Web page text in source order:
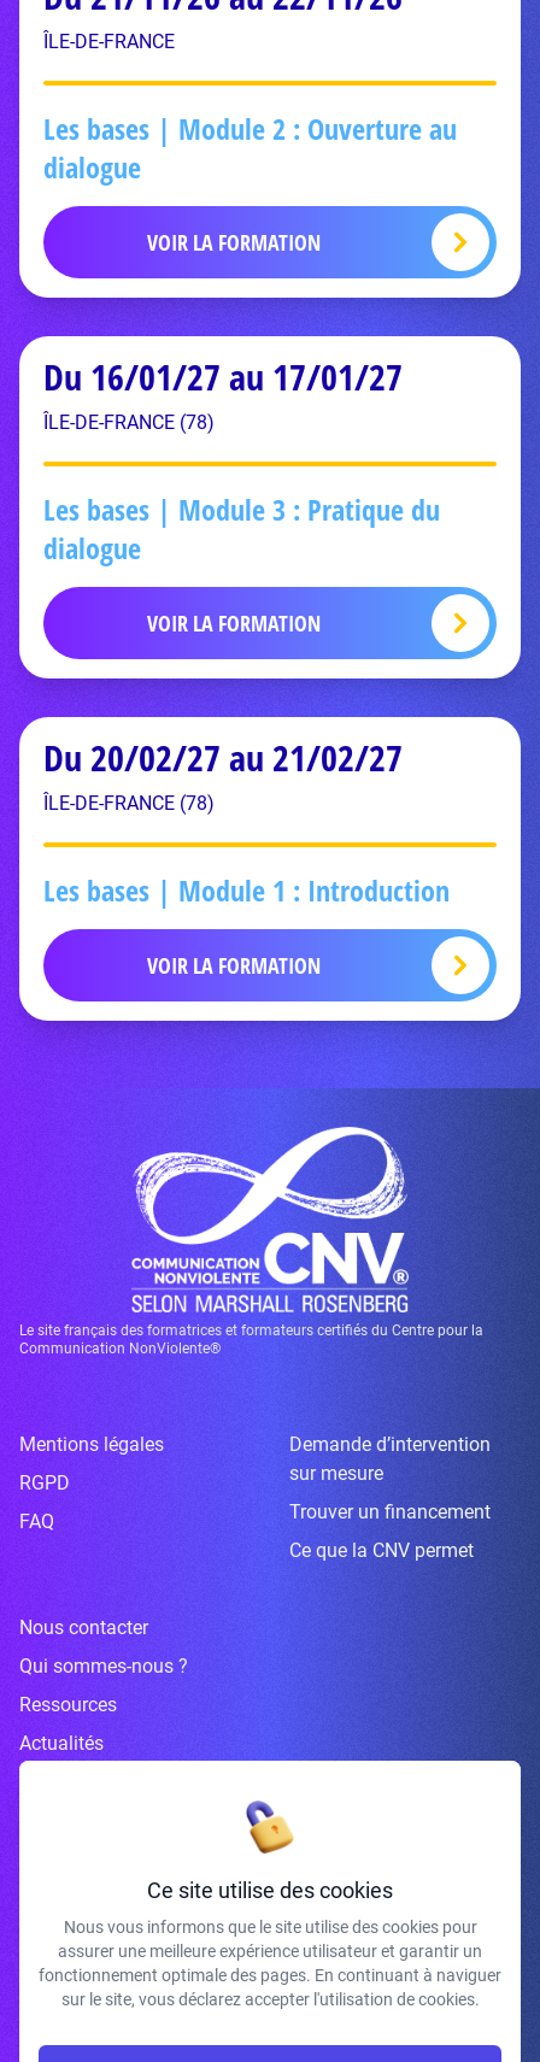
ÎLE-DE-FRANCE
Les bases | Module 2 : Ouverture au
dialogue
VOIR LA FORMATION
Du 16/01/27 au 17/01/27
ÎLE-DE-FRANCE (78)
Les bases | Module 3 : Pratique du
dialogue
VOIR LA FORMATION
Du 20/02/27 au 21/02/27
ÎLE-DE-FRANCE (78)
Les bases | Module 1 : Introduction
VOIR LA FORMATION
Le site français des formatrices et formateurs certifiés du Centre pour la
Communication NonViolente®
Mentions légales
RGPD
FAQ
Demande d’intervention
sur mesure
Trouver un financement
Ce que la CNV permet
Nous contacter
Qui sommes-nous ?
Ressources
Actualités
Inscrivez-vous à la newsletter
J'accepte de recevoir vos e-mails et confirme avoir pris connaissance de
votre politique de confidentialité et mentions légales.
Ce site utilise des cookies
Nous vous informons que le site utilise des cookies pour
assurer une meilleure expérience utilisateur et garantir un
fonctionnement optimale des pages. En continuant à naviguer
sur le site, vous déclarez accepter l'utilisation de cookies.